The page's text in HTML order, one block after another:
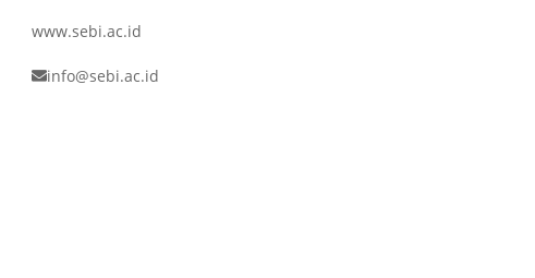
www.sebi.ac.id
info@sebi.ac.id